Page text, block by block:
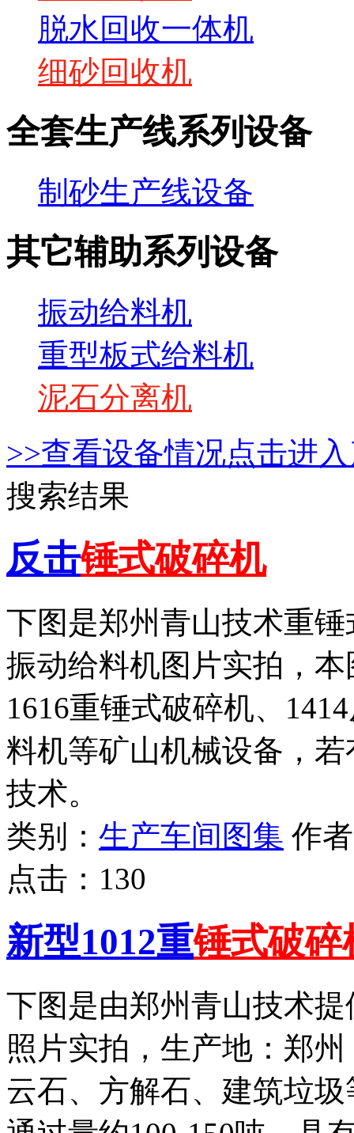
脱水回收一体机
细砂回收机
全套生产线系列设备
制砂生产线设备
其它辅助系列设备
振动给料机
重型板式给料机
泥石分离机
>>查看设备情况点击进
搜索结果
反击锤式破碎机
下图是郑州青山技术重
振动给料机图片实拍，
1616重锤式破碎机、
料机等矿山机械设备，
技术。
类别： 生产车间图集 作
点击： 130
新型1012重锤式破碎
下图是由郑州青山技术
照片实拍，生产地：郑
云石、方解石、建筑垃